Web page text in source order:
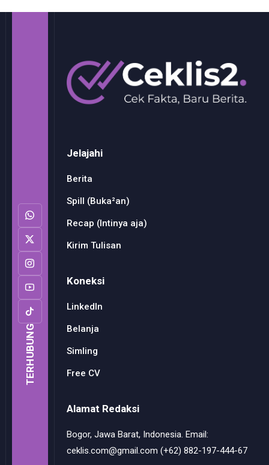
TERHUBUNG
Jelajahi
Berita
Spill (Buka²an)
Recap (Intinya aja)
Kirim Tulisan
Koneksi
LinkedIn
Belanja
Simling
Free CV
Alamat Redaksi
Bogor, Jawa Barat, Indonesia. Email:
ceklis.com@gmail.com (+62) 882-197-444-67